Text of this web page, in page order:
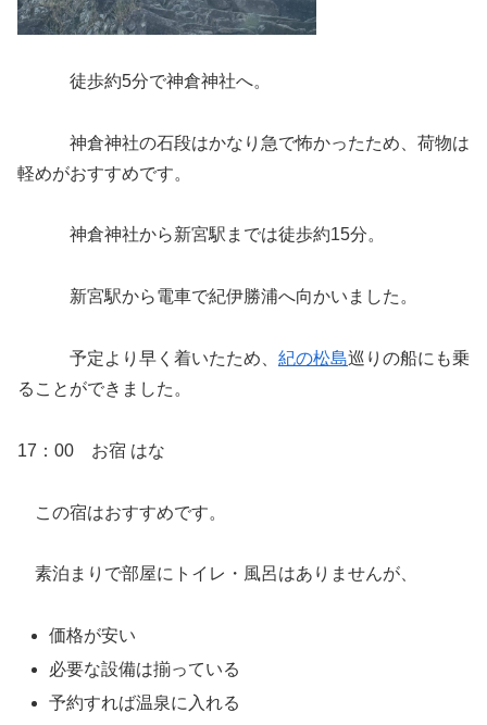
徒歩約5分で神倉神社へ。
神倉神社の石段はかなり急で怖かったため、荷物は
軽めがおすすめです。
神倉神社から新宮駅までは徒歩約15分。
新宮駅から電車で紀伊勝浦へ向かいました。
予定より早く着いたため、 紀の松島巡りの船にも乗
ることができました。
17：00 お宿 はな
この宿はおすすめです。
素泊まりで部屋にトイレ・風呂はありませんが、
価格が安い
必要な設備は揃っている
予約すれば温泉に入れる